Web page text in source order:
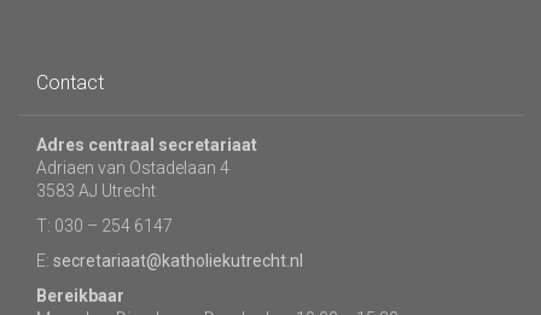
Contact
Adres centraal secretariaat
Adriaen van Ostadelaan 4
3583 AJ Utrecht
T: 030 – 254 6147
E: secretariaat@katholiekutrecht.nl
Bereikbaar